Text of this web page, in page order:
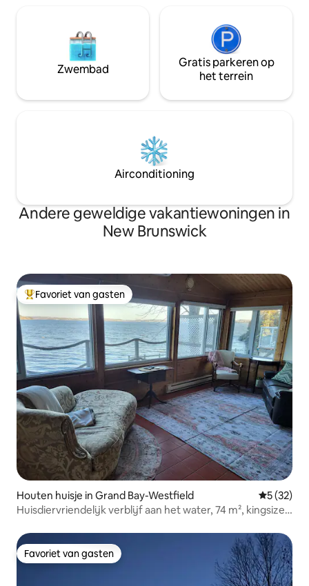
Zwembad
Gratis parkeren op
het terrein
Airconditioning
Andere geweldige vakantiewoningen in
New Brunswick
Topfavoriet van gasten
Favoriet van gasten
Houten huisje in Grand Bay-Westfield
5 (32)
Huisdiervriendelijk verblijf aan het water, 74 m², kingsize
Favoriet van gasten
Favoriet van gasten